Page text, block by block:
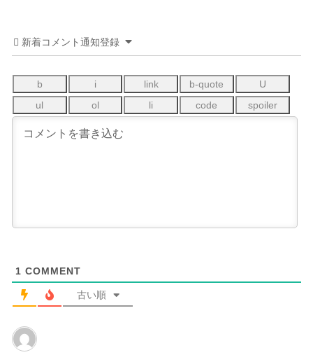
新着コメント通知登録
1 COMMENT
古い順